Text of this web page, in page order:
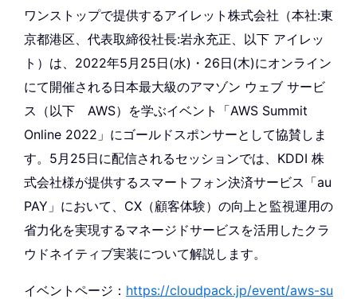
ワンストップで提供するアイレット株式会社（本社:東
京都港区、代表取締役社長:岩永充正、以下 アイレッ
ト）は、2022年5月25日(水)・26日(木)にオンライン
にて開催される日本最大級のアマゾン ウェブ サービ
ス（以下 AWS）を学ぶイベント「AWS Summit
Online 2022」にゴールドスポンサーとして協賛しま
す。5月25日に配信されるセッションでは、KDDI 株
式会社様が提供するスマートフォン決済サービス「au
PAY」において、CX（顧客体験）の向上と監視運用の
省力化を実現するマネージドサービスを活用したクラ
ウドネイティブ実装について解説します。
イベントページ： https://cloudpack.jp/event/aws-su